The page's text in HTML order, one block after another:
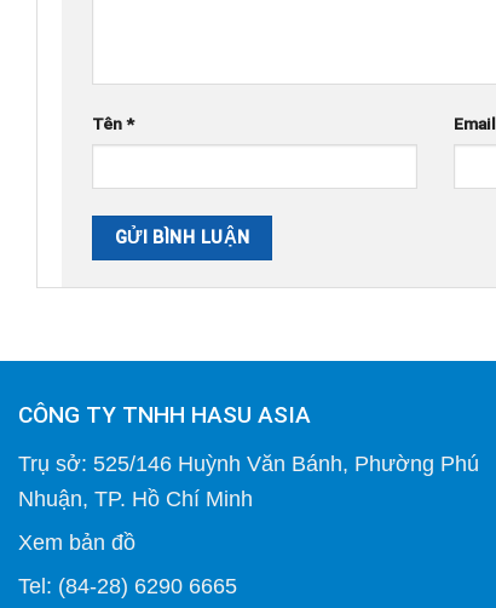
Tên* Email
CÔNG TY TNHH HASU ASIA
Trụ sở: 525/146 Huỳnh Văn Bánh, Phường Phú
Nhuận, TP. Hồ Chí Minh
Xem bản đồ
Tel: (84-28) 6290 6665